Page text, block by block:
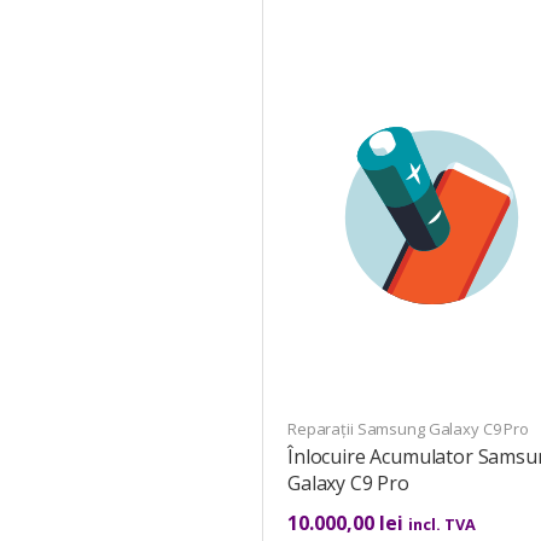
Reparații Samsung Galaxy C9 Pro
Înlocuire Acumulator
Galaxy C9 Pro
10.000,00 lei incl. TVA